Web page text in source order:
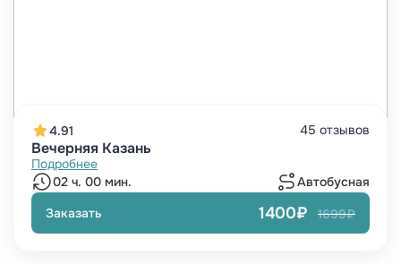
4.91 45 отзывов
Вечерняя Казань
Подробнее
02 ч. 00 мин.
Автобусная
Заказать
1400₽ 1699₽